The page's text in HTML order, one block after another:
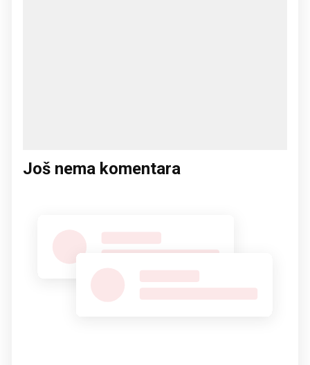
Još nema komentara